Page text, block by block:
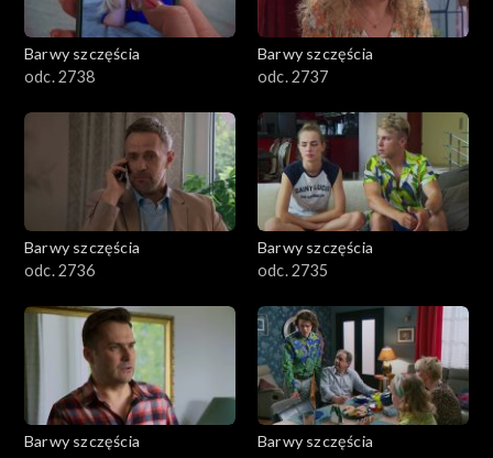
Barwy szczęścia
odc. 2738
Barwy szczęścia
odc. 2737
Barwy szczęścia
odc. 2736
Barwy szczęścia
odc. 2735
Barwy szczęścia
Barwy szczęścia